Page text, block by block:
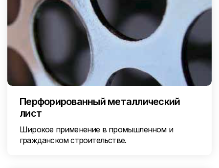
Перфорированный металлический
лист
Широкое применение в промышленном и
гражданском строительстве.